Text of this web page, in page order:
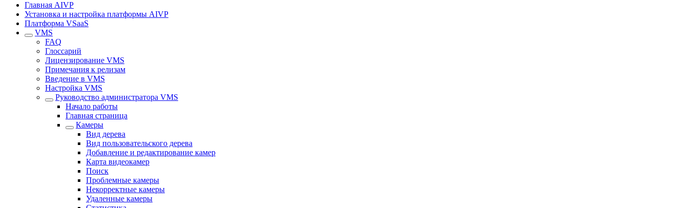
Главная AIVP
Установка и настройка платформы AIVP
Платформа VSaaS
VMS
FAQ
Глоссарий
Лицензирование VMS
Примечания к релизам
Введение в VMS
Настройка VMS
Руководство администратора VMS
Начало работы
Главная страница
Камеры
Вид дерева
Вид пользовательского дерева
Добавление и редактирование камер
Карта видеокамер
Поиск
Проблемные камеры
Некорректные камеры
Удаленные камеры